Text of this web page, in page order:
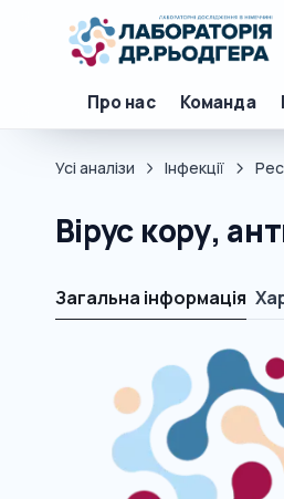
Про нас Команда
Усі аналізи Інфекції
Вірус кору,
Загальна інформація